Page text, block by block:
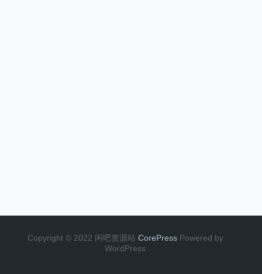
Copyright © 2022 闲吧资源站 CorePress Powered by
WordPress